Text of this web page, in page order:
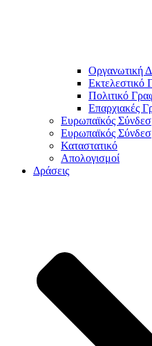
Οργανωτική
Εκτελεστικό
Πολιτικό
Επαρχιακές
Ευρωπαϊκός
Ευρωπαϊκός
Καταστατικό
Απολογισμοί
Δράσεις